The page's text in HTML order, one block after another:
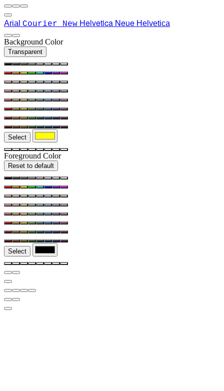
Arial Courier New Helvetica Neue Helvetica
Background Color
Transparent
Select
Foreground Color
Reset to default
Select